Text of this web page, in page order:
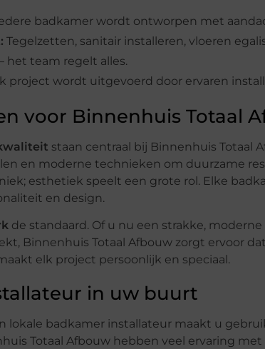
badkamer wordt ontworpen met
Tegelzetten, sanitair installeren, vloeren
het team regelt alles.
project wordt uitgevoerd door ervaren
voor Binnenhuis Totaal
staan centraal bij Binnenhuis Totaal
en moderne technieken om duurzame
esthetiek speelt een grote rol. Elke
en design.
de standaard. Of u nu een strakke,
Binnenhuis Totaal Afbouw zorgt ervoor
elk project persoonlijk en speciaal.
in uw buurt
lokale badkamer installateur maakt u
Totaal Afbouw hebben veel ervaring